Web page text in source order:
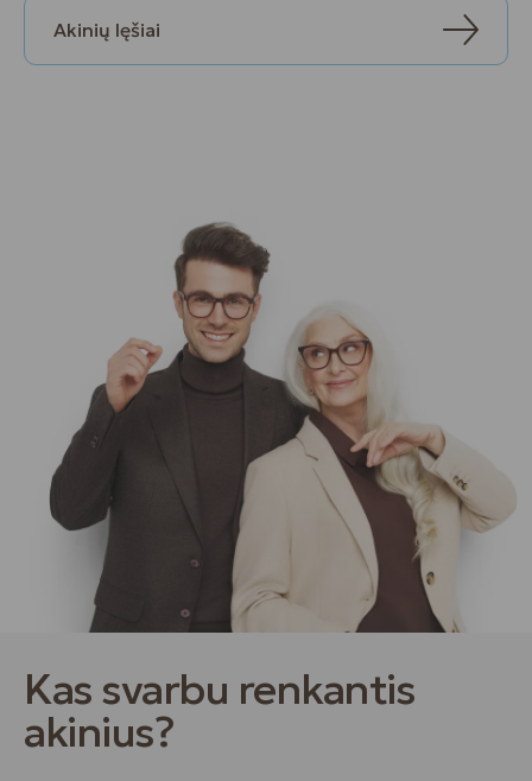
Akinių lęšiai
Kas svarbu renkantis
akinius?